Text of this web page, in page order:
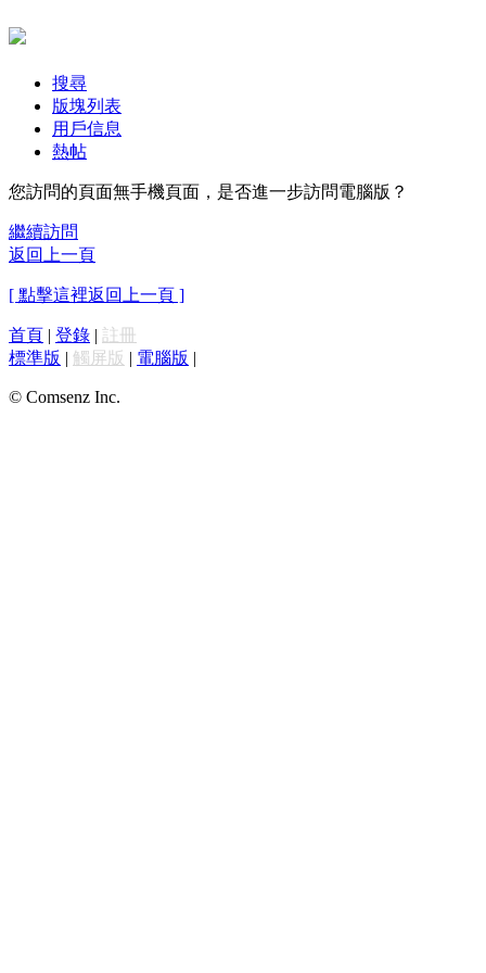
搜尋
版塊列表
用戶信息
熱帖
您訪問的頁面無手機頁面，是否進一步訪問電腦版？
繼續訪問
返回上一頁
[ 點擊這裡返回上一頁 ]
首頁 | 登錄 | 註冊
標準版 | 觸屏版 | 電腦版 |
© Comsenz Inc.